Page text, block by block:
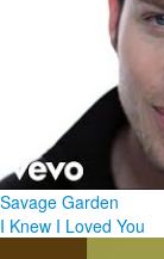
Savage Garden
I Knew I Loved You